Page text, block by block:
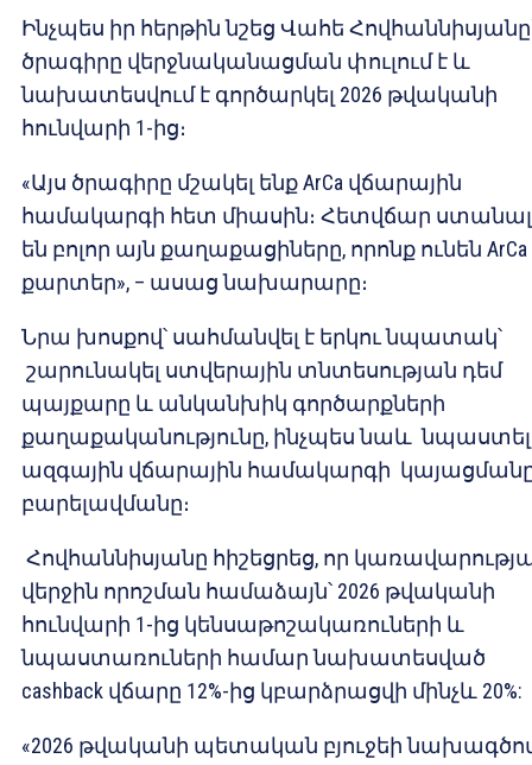
Ինչպես իր հերթին նշեց Վահե
ծրագիրը վերջնականացման փուլում է և
նախատեսվում է գործարկել 2026 թվականի
հունվարի 1-ից։
«Այս ծրագիրը մշակել ենք ArCa վճարային
համակարգի հետ միասին։ Հետվճար
են բոլոր այն քաղաքացիները, որոնք ունեն ArCa
քարտեր», – ասաց նախարարը։
Նրա խոսքով՝ սահմանվել է երկու նպատակ՝
շարունակել ստվերային տնտեսության դեմ
պայքարը և անկանխիկ գործարքների
քաղաքականությունը, ինչպես նաև նպաստել
ազգային վճարային համակարգի
բարելավմանը։
Հովհաննիսյանը հիշեցրեց, որ
վերջին որոշման համաձայն՝ 2026 թվականի
հունվարի 1-ից կենսաթոշակառուների և
նպաստառուների համար նախատեսված
cashback վճարը 12%-ից կբարձրացվի մինչև 20%:
«2026 թվականի պետական ​​բյուջեի